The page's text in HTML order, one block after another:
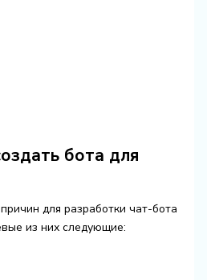
бота для
для разработки чат-бота
из них следующие: